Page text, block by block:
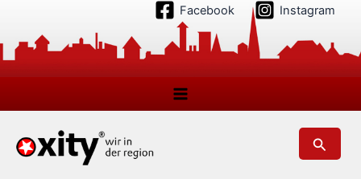
springen
Facebook Instagram
Suchen